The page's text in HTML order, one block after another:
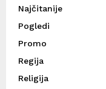
Najčitanije
Pogledi
Promo
Regija
Religija